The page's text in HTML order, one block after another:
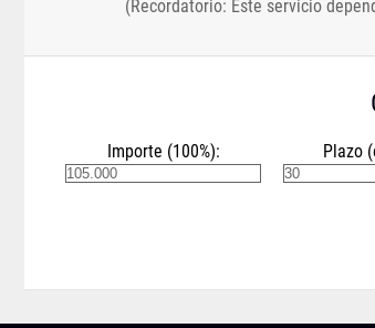
(Recordatorio: Este servicio
Importe (100%): Plazo